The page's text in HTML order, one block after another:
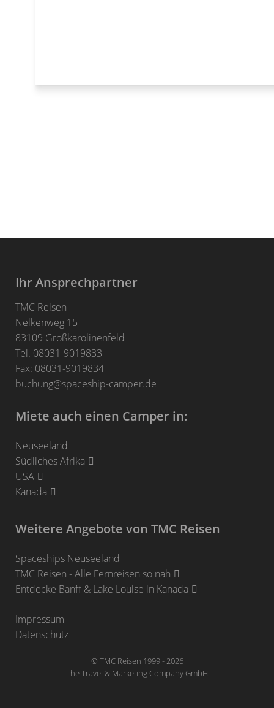
Ihr Ansprechpartner
TMC Reisen
Nelkenweg 15
83109 Großkarolinenfeld
Tel. 08031-9019833
Fax: 08031-9019834
buchung@spaceship-camper.de
Miete auch einen Camper in:
Neuseeland
Südliches Afrika
USA
Kanada
Weitere Angebote von TMC Reisen
Spaceships Neuseeland
TMC Reisen - Alle Fernreisen so nah
Entdecke Banff & Lake Louise in Kanada
Impressum
Datenschutz
© TMC Reisen 1999 - 2026
The Travel & Marketing Company GmbH